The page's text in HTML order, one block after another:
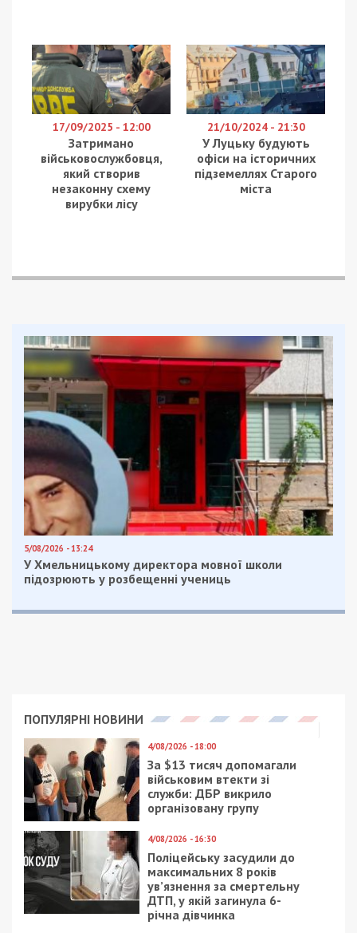
17/09/2025 - 12:00
Затримано
військовослужбовця,
який створив
незаконну схему
вирубки лісу
21/10/2024 - 21:30
У Луцьку будують
офіси на історичних
підземеллях Старого
міста
5/08/2026 - 13:24
У Хмельницькому директора мовної школи
підозрюють у розбещенні учениць
ПОПУЛЯРНІ НОВИНИ
4/08/2026 - 18:00
За $13 тисяч допомагали
військовим втекти зі
служби: ДБР викрило
організовану групу
4/08/2026 - 16:30
Поліцейську засудили до
максимальних 8 років
ув’язнення за смертельну
ДТП, у якій загинула 6-
річна дівчинка